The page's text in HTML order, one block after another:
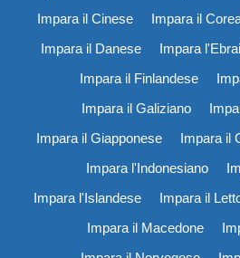
Impara il Cinese
Impara il
Impara il Danese
Impara
Impara il Finlandese
Impara il Galiziano
Impara il Giapponese
Impara il
Impara l'Indonesiano
Impara l'Islandese
Impara il
Impara il Macedone